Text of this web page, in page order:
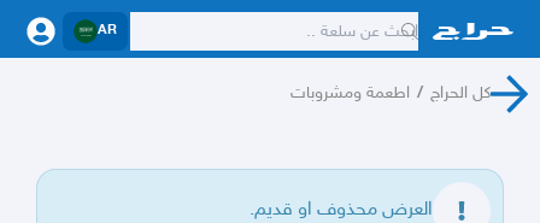
AR
كل الحراج / اطعمة ومشروبات
العرض محذوف او قديم.